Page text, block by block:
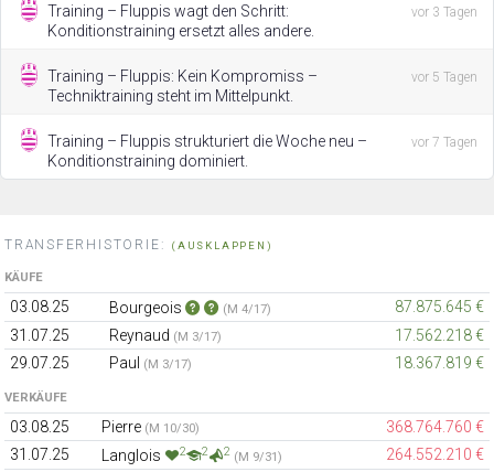
Training – Fluppis wagt den Schritt:
Konditionstraining ersetzt alles andere.
vor 3 Tagen
Training – Fluppis: Kein Kompromiss –
Techniktraining steht im Mittelpunkt.
vor 5 Tagen
Training – Fluppis strukturiert die Woche neu –
Konditionstraining dominiert.
vor 7 Tagen
TRANSFERHISTORIE: (AUSKLAPPEN)
KÄUFE
03.08.25 Bourgeois (M 4/17)
87.875.645 €
31.07.25
Reynaud (M 3/17)
17.562.218 €
29.07.25
Paul (M 3/17) 18.367.819 €
VERKÄUFE
03.08.25 Pierre (M 10/30)
368.764.760 €
31.07.25
Langlois 2 2 2 (M 9/31) 264.552.210 €